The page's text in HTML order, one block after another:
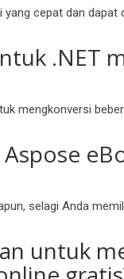
cepat dan
.NET
mengkonversi
selagi Anda
untuk